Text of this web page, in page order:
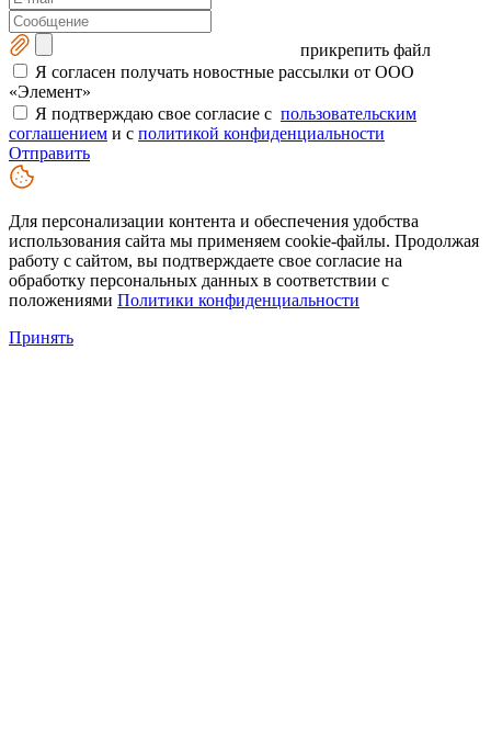
прикрепить файл
Я согласен получать новостные рассылки от ООО
«Элемент»
Я подтверждаю свое согласие с пользовательским
соглашением и с политикой конфиденциальности
Отправить
Для персонализации контента и обеспечения удобства
использования сайта мы применяем cookie-файлы. Продолжая
работу с сайтом, вы подтверждаете свое согласие на
обработку персональных данных в соответствии с
положениями Политики конфиденциальности
Принять